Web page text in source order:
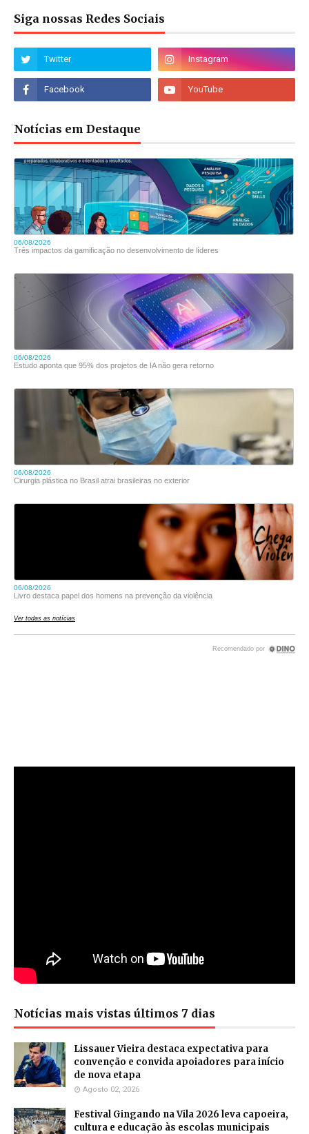
Siga nossas Redes Sociais
Notícias em Destaque
Notícias mais vistas últimos 7 dias
Lissauer Vieira destaca expectativa para
convenção e convida apoiadores para início
de nova etapa
Agosto 02, 2026
Festival Gingando na Vila 2026 leva capoeira,
cultura e educação às escolas municipais